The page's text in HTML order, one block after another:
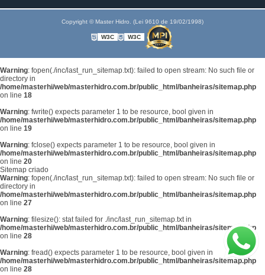
Copyright © Master Hidro. (Lei 9610 de 19/02/1998)
W3C W3C
Warning: fopen(./inc/last_run_sitemap.txt): failed to open stream: No such file or
directory in
/home/masterhi/web/masterhidro.com.br/public_html/banheiras/sitemap.php
on line 18
Warning: fwrite() expects parameter 1 to be resource, bool given in
/home/masterhi/web/masterhidro.com.br/public_html/banheiras/sitemap.php
on line 19
Warning: fclose() expects parameter 1 to be resource, bool given in
/home/masterhi/web/masterhidro.com.br/public_html/banheiras/sitemap.php
on line 20
Sitemap criado
Warning: fopen(./inc/last_run_sitemap.txt): failed to open stream: No such file or
directory in
/home/masterhi/web/masterhidro.com.br/public_html/banheiras/sitemap.php
on line 27
Warning: filesize(): stat failed for ./inc/last_run_sitemap.txt in
/home/masterhi/web/masterhidro.com.br/public_html/banheiras/sitemap.php
on line 28
Warning: fread() expects parameter 1 to be resource, bool given in
/home/masterhi/web/masterhidro.com.br/public_html/banheiras/sitemap.php
on line 28